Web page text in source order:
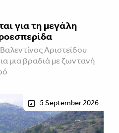
για τη μεγάλη
Αριστείδου
μια βραδιά με ζωντανή
5 September 2026